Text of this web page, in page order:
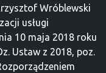
Wróblewski
usługi
10 maja 2018 roku
Ustaw z 2018, poz.